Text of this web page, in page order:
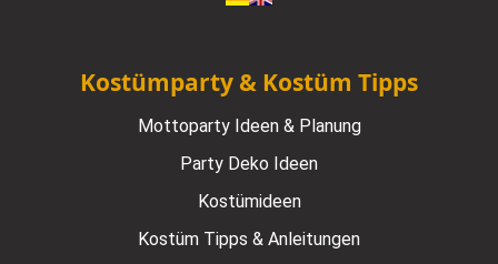
Kostümparty & Kostüm Tipps
Mottoparty Ideen & Planung
Party Deko Ideen
Kostümideen
Kostüm Tipps & Anleitungen